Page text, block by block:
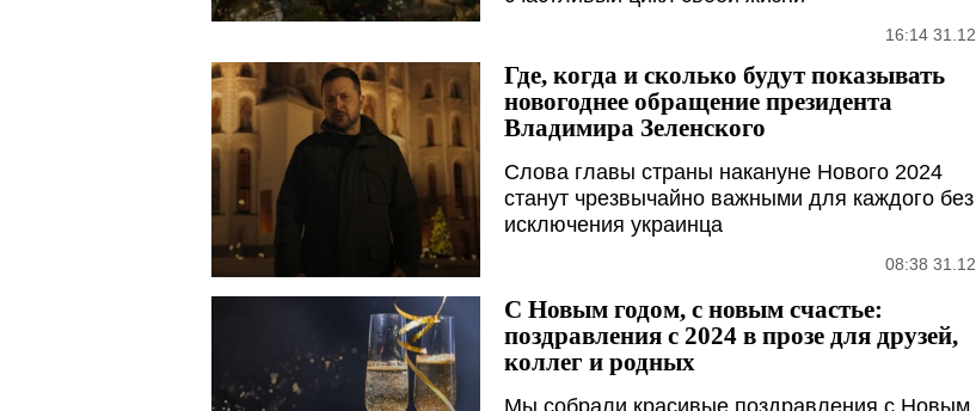
16:14 31.12
Где, когда и сколько будут показывать
новогоднее обращение президента
Владимира Зеленского
Слова главы страны накануне Нового 2024
станут чрезвычайно важными для каждого без
исключения украинца
08:38 31.12
С Новым годом, с новым счастье:
поздравления с 2024 в прозе для друзей,
коллег и родных
Мы собрали красивые поздравления с Новым